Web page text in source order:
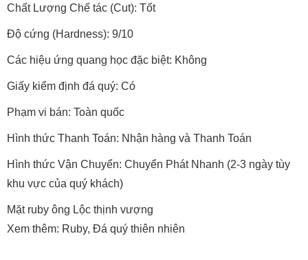
Chất Lượng Chế tác (Cut): Tốt
Độ cứng (Hardness): 9/10
Các hiệu ứng quang học đặc biệt: Không
Giấy kiểm định đá quý: Có
Phạm vi bán: Toàn quốc
Hình thức Thanh Toán: Nhận hàng và Thanh Toán
Hình thức Vận Chuyển: Chuyển Phát Nhanh (2-3 ngày tùy
khu vực của quý khách)
Mặt ruby ông Lộc thịnh vượng
Xem thêm: Ruby, Đá quý thiên nhiên